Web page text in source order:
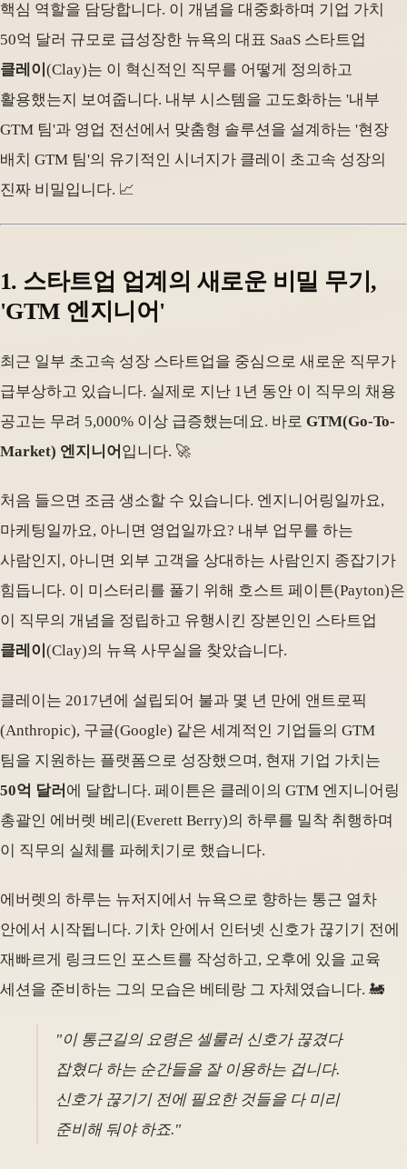
핵심 역할을 담당합니다. 이 개념을 대중화하며 기업 가치
50억 달러 규모로 급성장한 뉴욕의 대표 SaaS 스타트업
클레이 (Clay)는 이 혁신적인 직무를 어떻게 정의하고
활용했는지 보여줍니다. 내부 시스템을 고도화하는 '내부
GTM 팀'과 영업 전선에서 맞춤형 솔루션을 설계하는 '현장
배치 GTM 팀'의 유기적인 시너지가 클레이 초고속 성장의
진짜 비밀입니다. 📈
1. 스타트업 업계의 새로운 비밀 무기,
'GTM 엔지니어'
최근 일부 초고속 성장 스타트업을 중심으로 새로운 직무가
급부상하고 있습니다. 실제로 지난 1년 동안 이 직무의 채용
공고는 무려 5,000% 이상 급증했는데요. 바로 GTM(Go-To-
Market) 엔지니어 입니다. 🚀
처음 들으면 조금 생소할 수 있습니다. 엔지니어링일까요,
마케팅일까요, 아니면 영업일까요? 내부 업무를 하는
사람인지, 아니면 외부 고객을 상대하는 사람인지 종잡기가
힘듭니다. 이 미스터리를 풀기 위해 호스트 페이튼(Payton)은
이 직무의 개념을 정립하고 유행시킨 장본인인 스타트업
클레이 (Clay)의 뉴욕 사무실을 찾았습니다.
클레이는 2017년에 설립되어 불과 몇 년 만에 앤트로픽
(Anthropic), 구글(Google) 같은 세계적인 기업들의 GTM
팀을 지원하는 플랫폼으로 성장했으며, 현재 기업 가치는
50억 달러 에 달합니다. 페이튼은 클레이의 GTM 엔지니어링
총괄인 에버렛 베리(Everett Berry)의 하루를 밀착 취행하며
이 직무의 실체를 파헤치기로 했습니다.
에버렛의 하루는 뉴저지에서 뉴욕으로 향하는 통근 열차
안에서 시작됩니다. 기차 안에서 인터넷 신호가 끊기기 전에
재빠르게 링크드인 포스트를 작성하고, 오후에 있을 교육
세션을 준비하는 그의 모습은 베테랑 그 자체였습니다. 🚂
"이 통근길의 요령은 셀룰러 신호가 끊겼다
잡혔다 하는 순간들을 잘 이용하는 겁니다.
신호가 끊기기 전에 필요한 것들을 다 미리
준비해 둬야 하죠."